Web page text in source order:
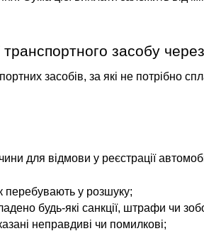
транспортного засобу
засобів, за які не потрібно
для відмови у реєстрації
перебувають у розшуку;
будь-які санкції, штрафи чи
неправдиві чи помилкові;